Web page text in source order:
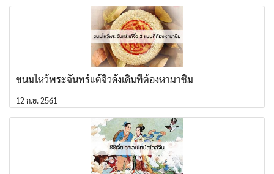
ขนมไหว้พระจันทร์แต้จิ๋วดั้งเดิมที่ต้องหามาชิม
12 ก.ย. 2561